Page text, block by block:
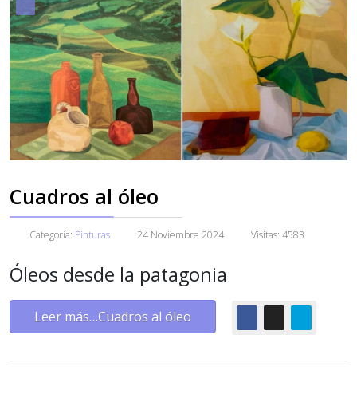
Cuadros al óleo
Categoría: Pinturas 24 Noviembre 2024 Visitas: 4583
Óleos desde la patagonia
Leer más…Cuadros al óleo